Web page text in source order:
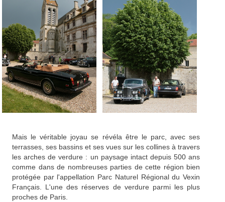
Mais le véritable joyau se révéla être le parc, avec ses
terrasses, ses bassins et ses vues sur les collines à travers
les arches de verdure : un paysage intact depuis 500 ans
comme dans de nombreuses parties de cette région bien
protégée par l'appellation Parc Naturel Régional du Vexin
Français. L'une des réserves de verdure parmi les plus
proches de Paris.